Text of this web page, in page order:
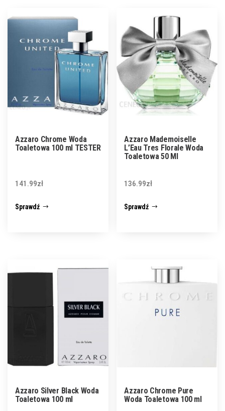
Azzaro Chrome Woda
Toaletowa 100 ml TESTER
141.99zł
Sprawdź
Azzaro Mademoiselle
L’Eau Tres Florale Woda
Toaletowa 50 Ml
136.99zł
Sprawdź
Azzaro Silver Black Woda
Toaletowa 100 ml
Azzaro Chrome Pure
Woda Toaletowa 100 ml